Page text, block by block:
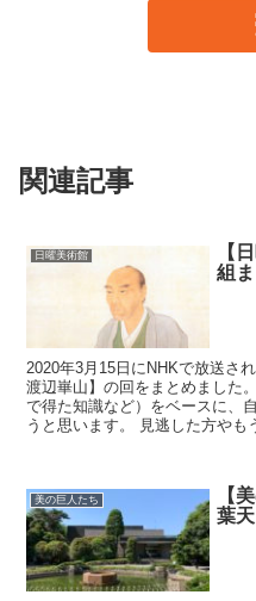
関連記事
日曜美術館
【
組ま
2020年3月15日にNHKで放送さ
渡辺崋山】の回をまとめました
で得た知識など）をベースに、
うと思います。 見逃した方やも
美の巨人たち
【
葉